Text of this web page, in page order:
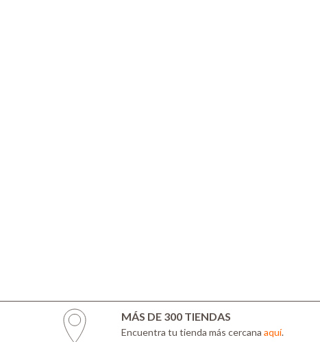
MÁS DE 300 TIENDAS
Encuentra tu tienda más cercana aquí.